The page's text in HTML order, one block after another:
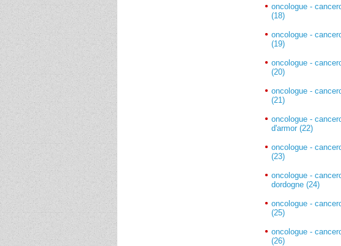
oncologue -
(18)
oncologue -
(19)
oncologue -
(20)
oncologue -
(21)
oncologue -
d'armor (22)
oncologue -
(23)
oncologue -
dordogne (24)
oncologue -
(25)
oncologue -
(26)